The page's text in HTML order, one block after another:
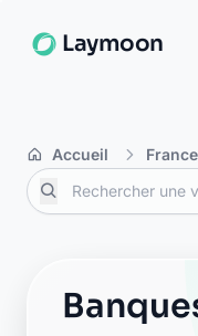
Laymoon
Accueil France